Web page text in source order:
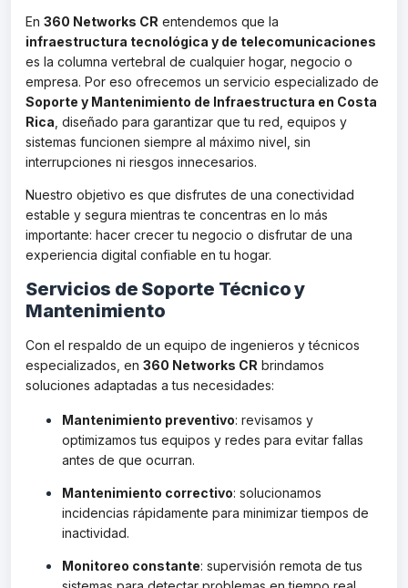
En 360 Networks CR entendemos que la
infraestructura tecnológica y de telecomunicaciones
es la columna vertebral de cualquier hogar, negocio o
empresa. Por eso ofrecemos un servicio especializado de
Soporte y Mantenimiento de Infraestructura en Costa
Rica , diseñado para garantizar que tu red, equipos y
sistemas funcionen siempre al máximo nivel, sin
interrupciones ni riesgos innecesarios.
Nuestro objetivo es que disfrutes de una conectividad
estable y segura mientras te concentras en lo más
importante: hacer crecer tu negocio o disfrutar de una
experiencia digital confiable en tu hogar.
Servicios de Soporte Técnico y
Mantenimiento
Con el respaldo de un equipo de ingenieros y técnicos
especializados, en 360 Networks CR brindamos
soluciones adaptadas a tus necesidades:
Mantenimiento preventivo: revisamos y
optimizamos tus equipos y redes para evitar fallas
antes de que ocurran.
Mantenimiento correctivo: solucionamos
incidencias rápidamente para minimizar tiempos de
inactividad.
Monitoreo constante: supervisión remota de tus